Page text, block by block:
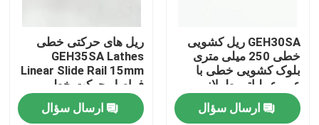
اخبار
همه موارد
GEH30SA ریل کشویی
خطی 250 میلی متری
بلوک کشویی خطی با
عمر عملیاتی طولانی
ارسال سؤال
ریل های حرکتی خطی
GEH35SA Lathes
Linear Slide Rail 15mm
فواصل حرکت خطی
GEH35CA
ارسال سؤال